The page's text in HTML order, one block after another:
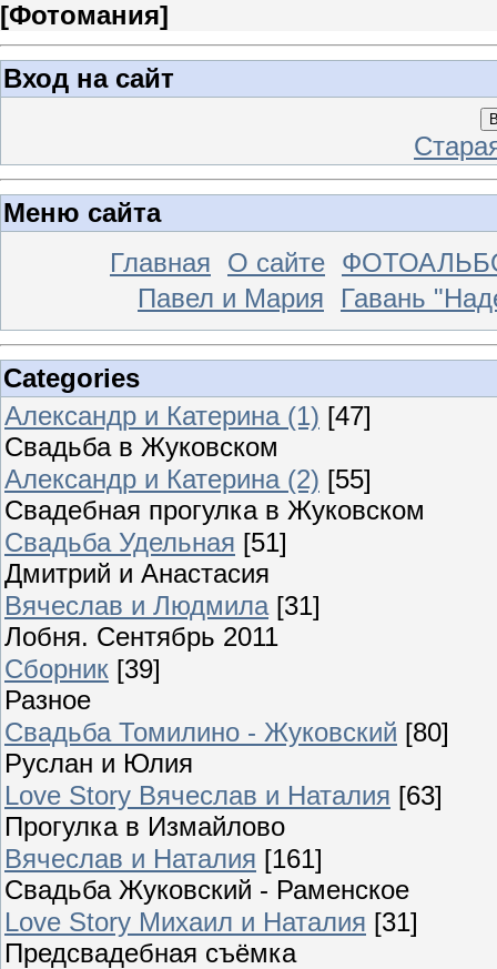
[Фотомания]
Вход на сайт
Меню сайта
Главная
О сайте
Павел и Мария
Гавань
Categories
Александр и Катерина (1) [47]
Свадьба в Жуковском
Александр и Катерина (2) [55]
Свадебная прогулка в Жуковском
Свадьба Удельная [51]
Дмитрий и Анастасия
Вячеслав и Людмила [31]
Лобня. Сентябрь 2011
Сборник [39]
Разное
Свадьба Томилино - Жуковский [80]
Руслан и Юлия
Love Story Вячеслав и Наталия [63]
Прогулка в Измайлово
Вячеслав и Наталия [161]
Свадьба Жуковский - Раменское
Love Story Михаил и Наталия [31]
Предсвадебная съёмка